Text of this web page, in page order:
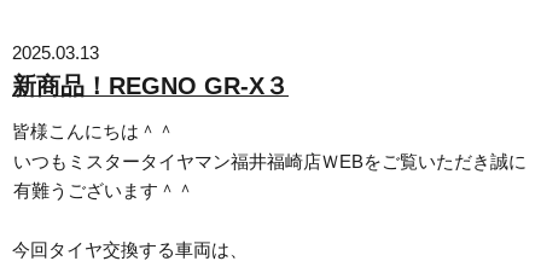
2025.03.13
新商品！REGNO GR-X３
皆様こんにちは＾＾
いつもミスタータイヤマン福井福崎店ＷEBをご覧いただき誠に
有難うございます＾＾
今回タイヤ交換する車両は、